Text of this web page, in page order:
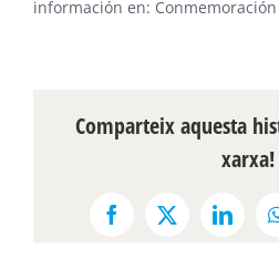
información en:
Comparteix aquesta
xarxa!
Facebook
X